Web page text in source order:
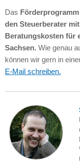
Das Förderprogramm
den Steuerberater
Beratungskosten für
Sachsen. Wie genau
können wir gern in
E-Mail schreiben.